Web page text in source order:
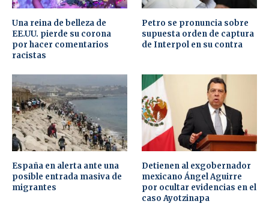
Una reina de belleza de
EE.UU. pierde su corona
por hacer comentarios
racistas
Petro se pronuncia sobre
supuesta orden de captura
de Interpol en su contra
España en alerta ante una
posible entrada masiva de
migrantes
Detienen al exgobernador
mexicano Ángel Aguirre
por ocultar evidencias en el
caso Ayotzinapa